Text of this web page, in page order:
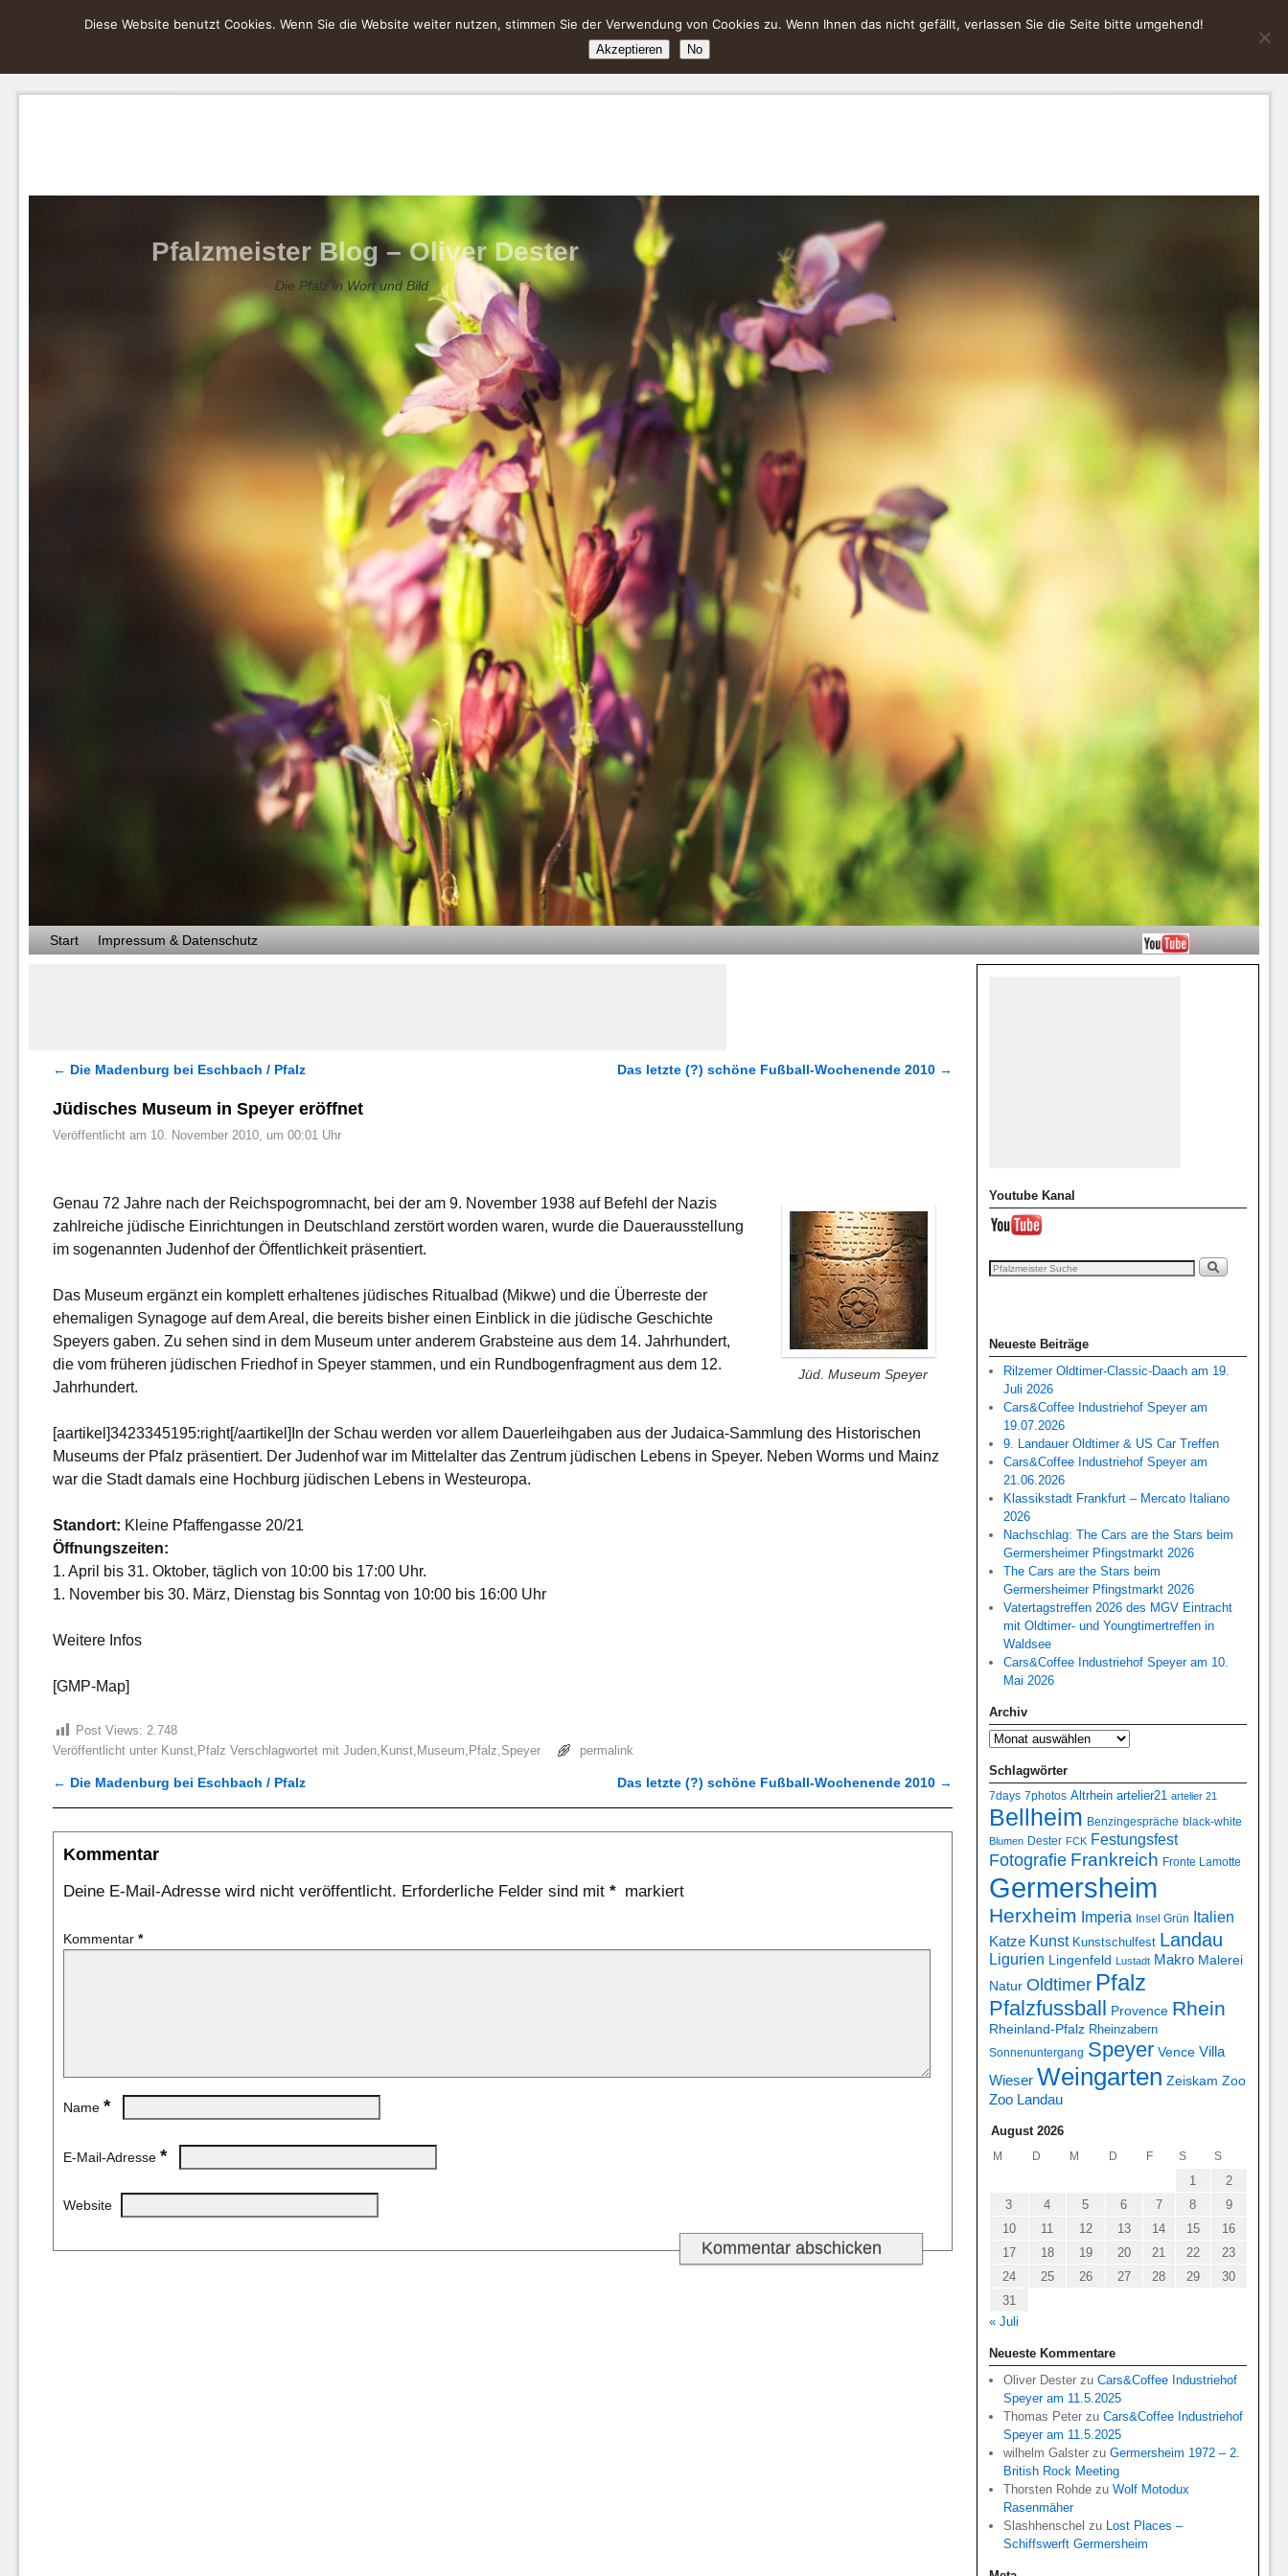
Pfalzmeister Blog – Oliver Dester
Die Pfalz in Wort und Bild
Zum Inhalt wechseln
Zum sekundären Inhalt wechseln
Start Impressum & Datenschutz
Artikelnavigation
← Die Madenburg bei Eschbach / Pfalz Das letzte (?) schöne Fußball-Wochenende 2010 →
Jüdisches Museum in Speyer eröffnet
Veröffentlicht am 10. November 2010, um 00:01 Uhr
Jüd. Museum Speyer
Genau 72 Jahre nach der Reichspogromnacht, bei der am 9. November 1938 auf Befehl der Nazis
zahlreiche jüdische Einrichtungen in Deutschland zerstört worden waren, wurde die Dauerausstellung
im sogenannten Judenhof der Öffentlichkeit präsentiert.
Das Museum ergänzt ein komplett erhaltenes jüdisches Ritualbad (Mikwe) und die Überreste der
ehemaligen Synagoge auf dem Areal, die bereits bisher einen Einblick in die jüdische Geschichte
Speyers gaben. Zu sehen sind in dem Museum unter anderem Grabsteine aus dem 14. Jahrhundert,
die vom früheren jüdischen Friedhof in Speyer stammen, und ein Rundbogenfragment aus dem 12.
Jahrhundert.
[aartikel]3423345195:right[/aartikel]In der Schau werden vor allem Dauerleihgaben aus der Judaica-Sammlung des Historischen
Museums der Pfalz präsentiert. Der Judenhof war im Mittelalter das Zentrum jüdischen Lebens in Speyer. Neben Worms und Mainz
war die Stadt damals eine Hochburg jüdischen Lebens in Westeuropa.
Standort: Kleine Pfaffengasse 20/21
Öffnungszeiten:
1. April bis 31. Oktober, täglich von 10:00 bis 17:00 Uhr.
1. November bis 30. März, Dienstag bis Sonntag von 10:00 bis 16:00 Uhr
Weitere Infos
[GMP-Map]
Post Views: 2.748
Veröffentlicht unter Kunst Pfalz Verschlagwortet mit Juden Kunst Museum Pfalz Speyer permalink
Artikelnavigation
← Die Madenburg bei Eschbach / Pfalz Das letzte (?) schöne Fußball-Wochenende 2010 →
Kommentar
Deine E-Mail-Adresse wird nicht veröffentlicht. Erforderliche Felder sind mit * markiert
Kommentar *
Name *
E-Mail-Adresse *
Website
Youtube Kanal
Neueste Beiträge
Rilzemer Oldtimer-Classic-Daach am 19.
Juli 2026
Cars&Coffee Industriehof Speyer am
19.07.2026
9. Landauer Oldtimer & US Car Treffen
Cars&Coffee Industriehof Speyer am
21.06.2026
Klassikstadt Frankfurt – Mercato Italiano
2026
Nachschlag: The Cars are the Stars beim
Germersheimer Pfingstmarkt 2026
The Cars are the Stars beim
Germersheimer Pfingstmarkt 2026
Vatertagstreffen 2026 des MGV Eintracht
mit Oldtimer- und Youngtimertreffen in
Waldsee
Cars&Coffee Industriehof Speyer am 10.
Mai 2026
Archiv
Schlagwörter
7days 7photos Altrhein artelier21 artelier 21
Bellheim Benzingespräche black-white
Blumen Dester FCK Festungsfest
Fotografie Frankreich Fronte Lamotte
Germersheim
Herxheim Imperia Insel Grün Italien
Katze Kunst Kunstschulfest Landau
Ligurien Lingenfeld Lustadt Makro Malerei
Natur Oldtimer Pfalz
Pfalzfussball Provence Rhein
Rheinland-Pfalz Rheinzabern
Sonnenuntergang Speyer Vence Villa
Wieser Weingarten Zeiskam Zoo
Zoo Landau
August 2026
M D M D F S S
1
2
3
4 5 6 7 8
9
10
11 12 13 14 15
16
17
18 19 20 21 22
23
24
25 26 27 28 29
30
31
« Juli
Neueste Kommentare
Oliver Dester zuCars&Coffee Industriehof
Speyer am 11.5.2025
Thomas Peter zuCars&Coffee Industriehof
Speyer am 11.5.2025
wilhelm Galster zuGermersheim 1972 – 2.
British Rock Meeting
Thorsten Rohde zuWolf Motodux
Rasenmäher
Slashhenschel zu Lost Places –
Schiffswerft Germersheim
Diese Website benutzt Cookies. Wenn Sie die Website weiter nutzen, stimmen Sie der Verwendung von Cookies zu. Wenn Ihnen das nicht gefällt, verlassen Sie die Seite bitte umgehend!
Akzeptieren No